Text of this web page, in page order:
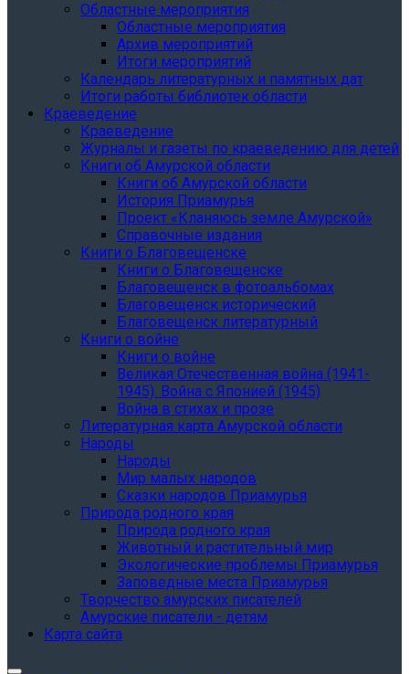
Областные мероприятия
Областные мероприятия
Архив мероприятий
Итоги мероприятий
Календарь литературных и памятных дат
Итоги работы библиотек области
Краеведение
Краеведение
Журналы и газеты по краеведению для детей
Книги об Амурской области
Книги об Амурской области
История Приамурья
Проект «Кланяюсь земле Амурской»
Справочные издания
Книги о Благовещенске
Книги о Благовещенске
Благовещенск в фотоальбомах
Благовещенск исторический
Благовещенск литературный
Книги о войне
Книги о войне
Великая Отечественная война (1941-
1945). Война с Японией (1945)
Война в стихах и прозе
Литературная карта Амурской области
Народы
Народы
Мир малых народов
Сказки народов Приамурья
Природа родного края
Природа родного края
Животный и растительный мир
Экологические проблемы Приамурья
Заповедные места Приамурья
Творчество амурских писателей
Амурские писатели - детям
Карта сайта